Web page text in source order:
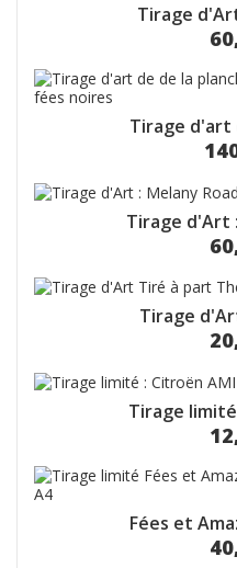
Tirage
Tirage d'art
Tirage d'Art
Tirage
Tirage
Fées et